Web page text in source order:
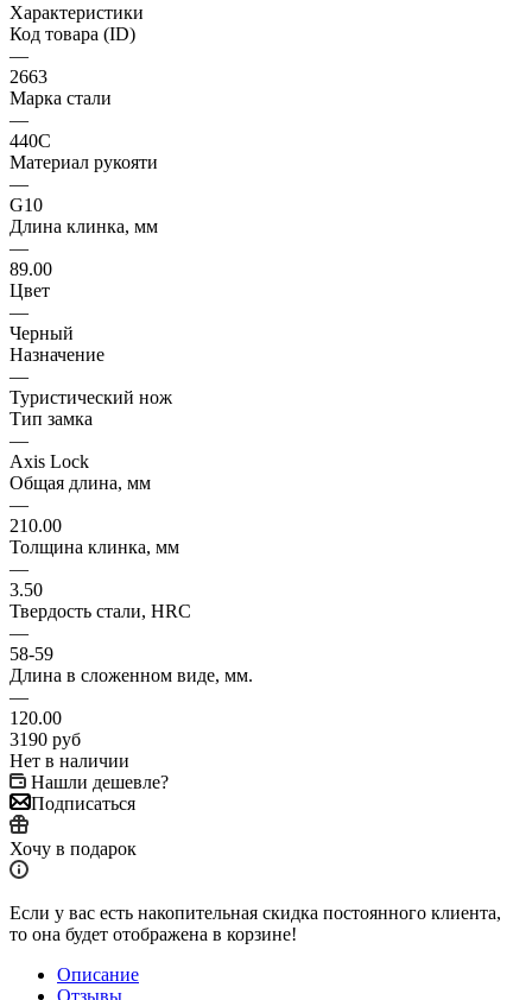
Характеристики
Код товара (ID)
—
2663
Марка стали
—
440С
Материал рукояти
—
G10
Длина клинка, мм
—
89.00
Цвет
—
Черный
Назначение
—
Туристический нож
Тип замка
—
Axis Lock
Общая длина, мм
—
210.00
Толщина клинка, мм
—
3.50
Твердость стали, HRC
—
58-59
Длина в сложенном виде, мм.
—
120.00
3190 руб
Нет в наличии
Нашли дешевле?
Подписаться
Хочу в подарок
Если у вас есть накопительная скидка постоянного клиента,
то она будет отображена в корзине!
Описание
Отзывы